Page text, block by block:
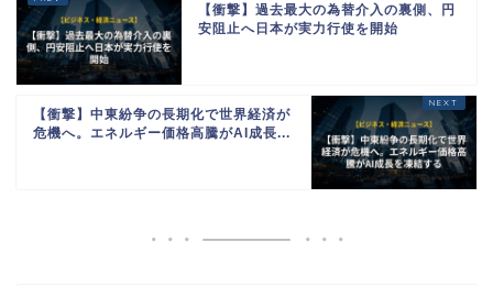
【衝撃】過去最大の為替介入の裏側、円
安阻止へ日本が実力行使を開始
【衝撃】中東紛争の長期化で世界経済が
危機へ。エネルギー価格高騰がAI成長...